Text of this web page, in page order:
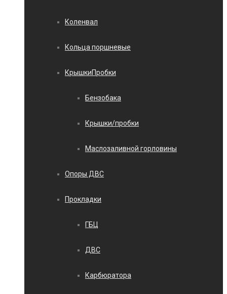
Коленвал
Кольца поршневые
КрышкиПробки
Бензобака
Крышки/пробки
Маслозаливной горловины
Опоры ДВС
Прокладки
ГБЦ
ДВС
Карбюратора